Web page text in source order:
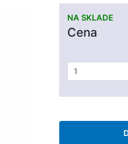
NA SKLADE
Cena